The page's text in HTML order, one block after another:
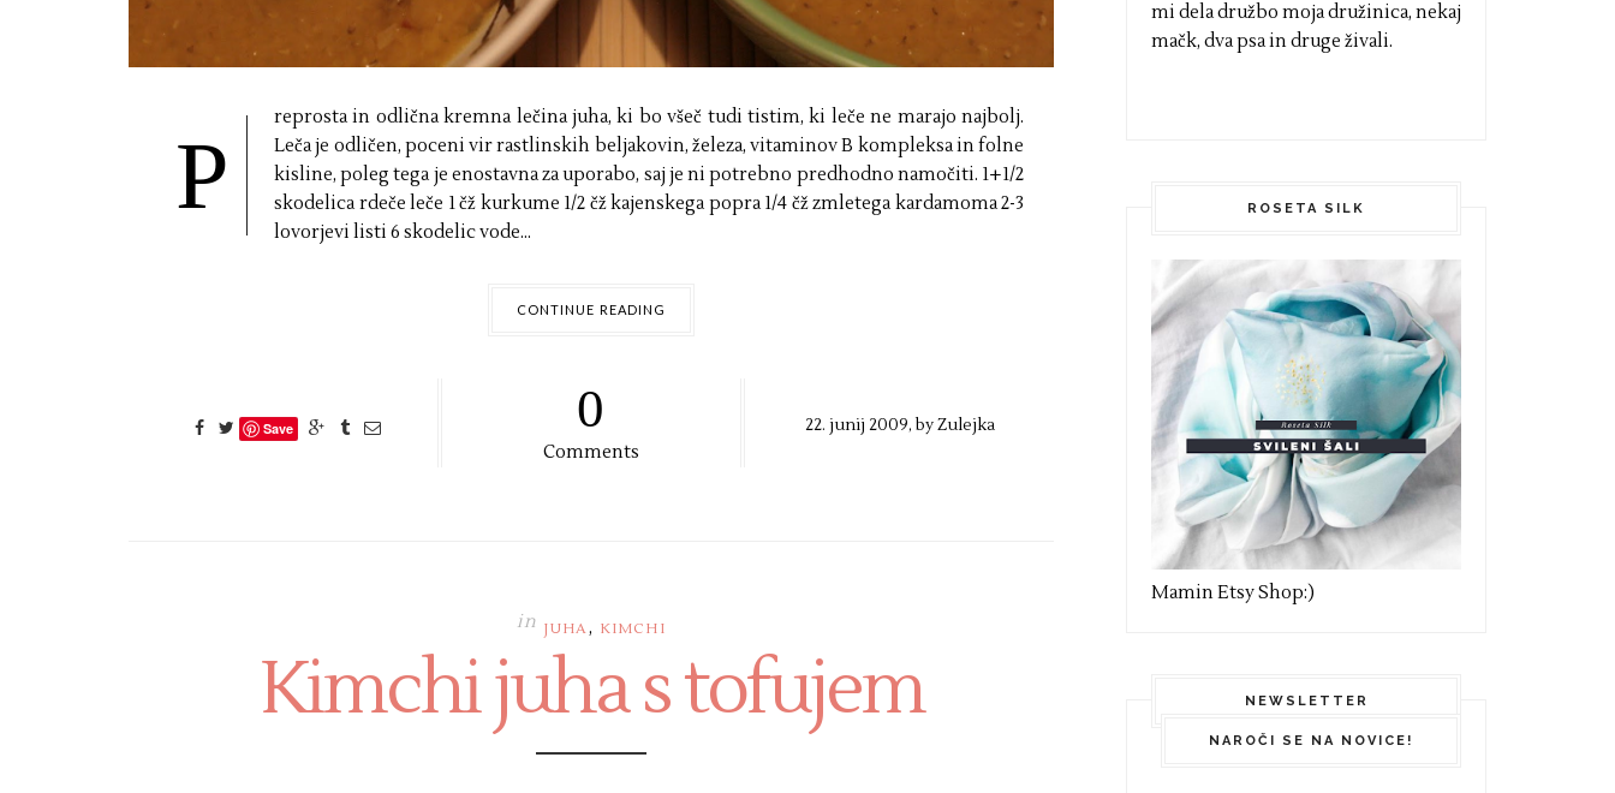
P
reprosta in odlična kremna lečina juha, ki bo všeč tudi tistim, ki leče ne marajo najbolj.
Leča je odličen, poceni vir rastlinskih beljakovin, železa, vitaminov B kompleksa in folne
kisline, poleg tega je enostavna za uporabo, saj je ni potrebno predhodno namočiti. 1+1/2
skodelica rdeče leče 1 čž kurkume 1/2 čž kajenskega popra 1/4 čž zmletega kardamoma 2-3
lovorjevi listi 6 skodelic vode...
CONTINUE READING
Save 0
Comments
22. junij 2009, byZulejka
in JUHA, KIMCHI
Kimchi juha s tofujem
mi dela družbo moja družinica, nekaj
mačk, dva psa in druge živali.
ROSETA SILK
Mamin Etsy Shop:)
NEWSLETTER
NAROČI SE NA NOVICE!